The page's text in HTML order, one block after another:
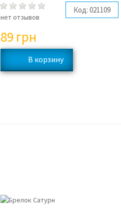
нет отзывов
Код: 021109
89 грн